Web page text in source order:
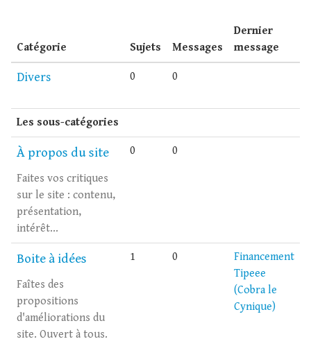
Catégorie Sujets Messages
Dernier
message
Divers 0 0
Les sous-catégories
À propos du site
Faites vos critiques
sur le site : contenu,
présentation,
intérêt...
0 0
Boite à idées
Faîtes des
propositions
d'améliorations du
site. Ouvert à tous.
1 0
Financement
Tipeee
(Cobra le
Cynique)